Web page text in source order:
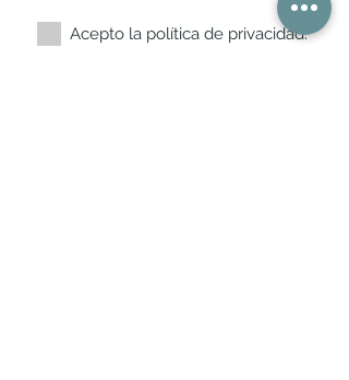
Acepto la política de privacidad.